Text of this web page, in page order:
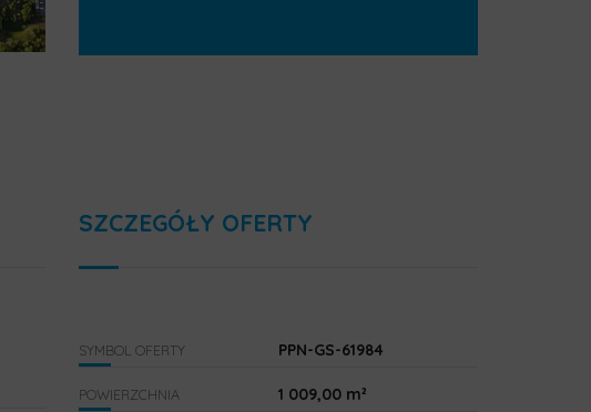
SZCZEGÓŁY OFERTY
SYMBOL OFERTY PPN-GS-61984
POWIERZCHNIA 1 009,00 m²